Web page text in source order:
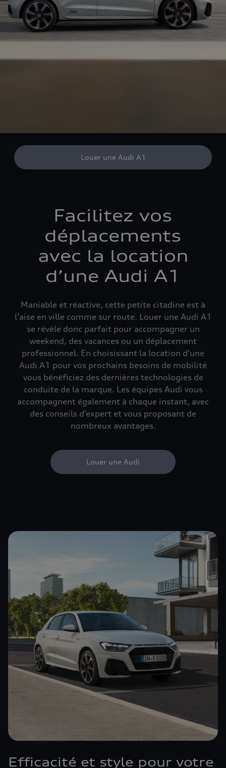
Louer une Audi A1
Facilitez vos
déplacements
avec la location
d’une Audi A1
Maniable et réactive, cette petite citadine est à
l’aise en ville comme sur route. Louer une Audi A1
se révèle donc parfait pour accompagner un
weekend, des vacances ou un déplacement
professionnel. En choisissant la location d’une
Audi A1 pour vos prochains besoins de mobilité
vous bénéficiez des dernières technologies de
conduite de la marque. Les équipes Audi vous
accompagnent également à chaque instant, avec
des conseils d’expert et vous proposant de
nombreux avantages.
Louer une Audi
Efficacité et style pour votre